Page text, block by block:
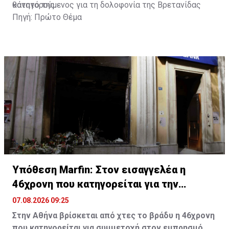
θάνατό της.
κατηγορούμενος για τη δολοφονία της Βρετανίδας
Πηγή: Πρώτο Θέμα
Υπόθεση Marfin: Στον εισαγγελέα η
46χρονη που κατηγορείται για την
επίθεση
07.08.2026 09:25
Στην Αθήνα βρίσκεται από χτες το βράδυ η 46χρονη